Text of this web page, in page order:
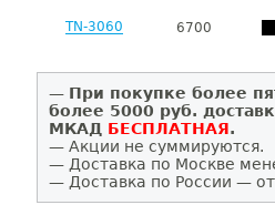
TN-3060 6700
— При покупке более
более 5000 руб.
МКАД БЕСПЛАТНАЯ.
— Акции не суммируются.
— Доставка по Москве
— Доставка по России —